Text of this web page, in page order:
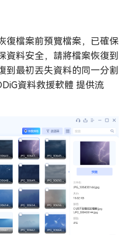
復檔案前預覽檔案，已確保
資料安全，請將檔案恢復到
到最初丟失資料的同一分割
資料救援軟體 提供流